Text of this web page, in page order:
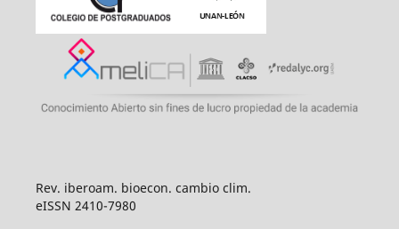
Rev. iberoam. bioecon. cambio clim.
eISSN 2410-7980